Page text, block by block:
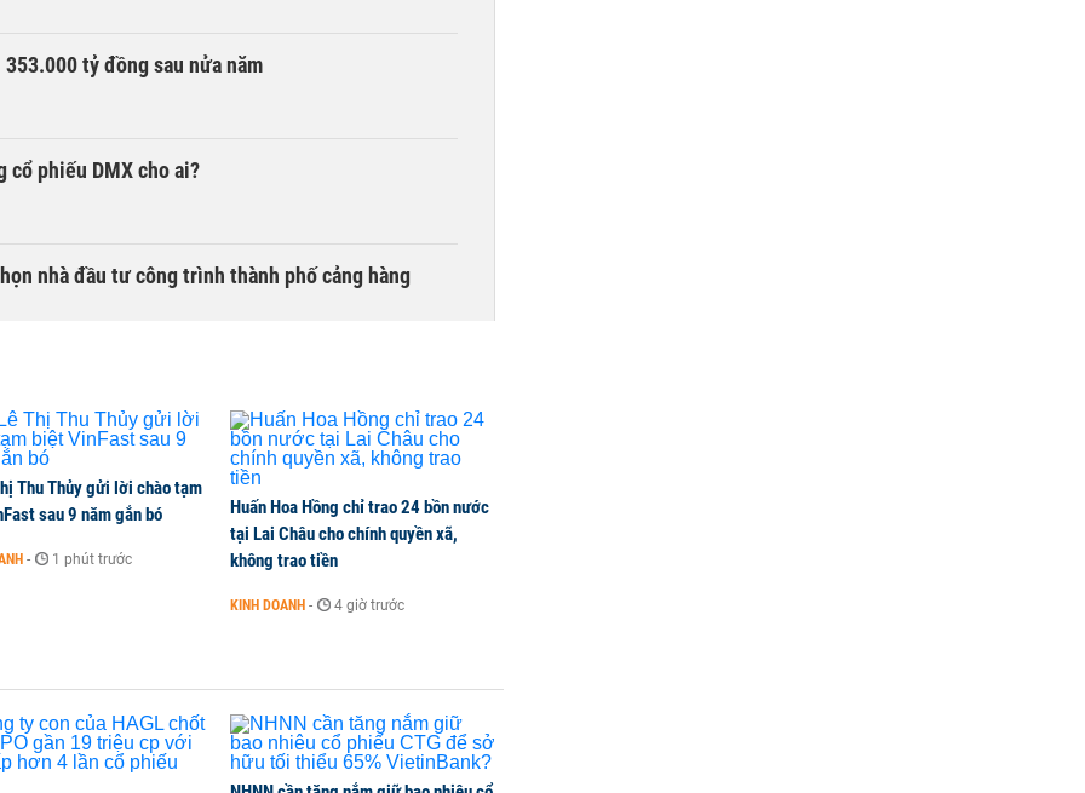
tỷ đồng sau nửa năm
cổ phiếu DMX cho ai?
nhà đầu tư công trình thành phố cảng hàng
ai đã mua vào?
lao động công trình đóng BHXH bắt buộc
Khoa bị khởi tố
Thu Thủy gửi lời chào tạm
sau 9 năm gắn bó
- 1 phút trước
Huấn Hoa Hồng chỉ trao 24 bồn nước
tại Lai Châu cho chính quyền xã,
không trao tiền
KINH DOANH - 4 giờ trước